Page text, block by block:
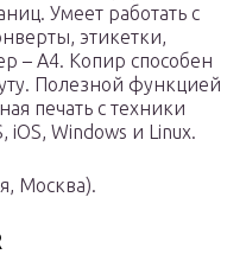
Умеет работать с
этикетки,
– А4. Копир способен
Полезной функцией
печать с техники
Windows и Linux.
Москва).